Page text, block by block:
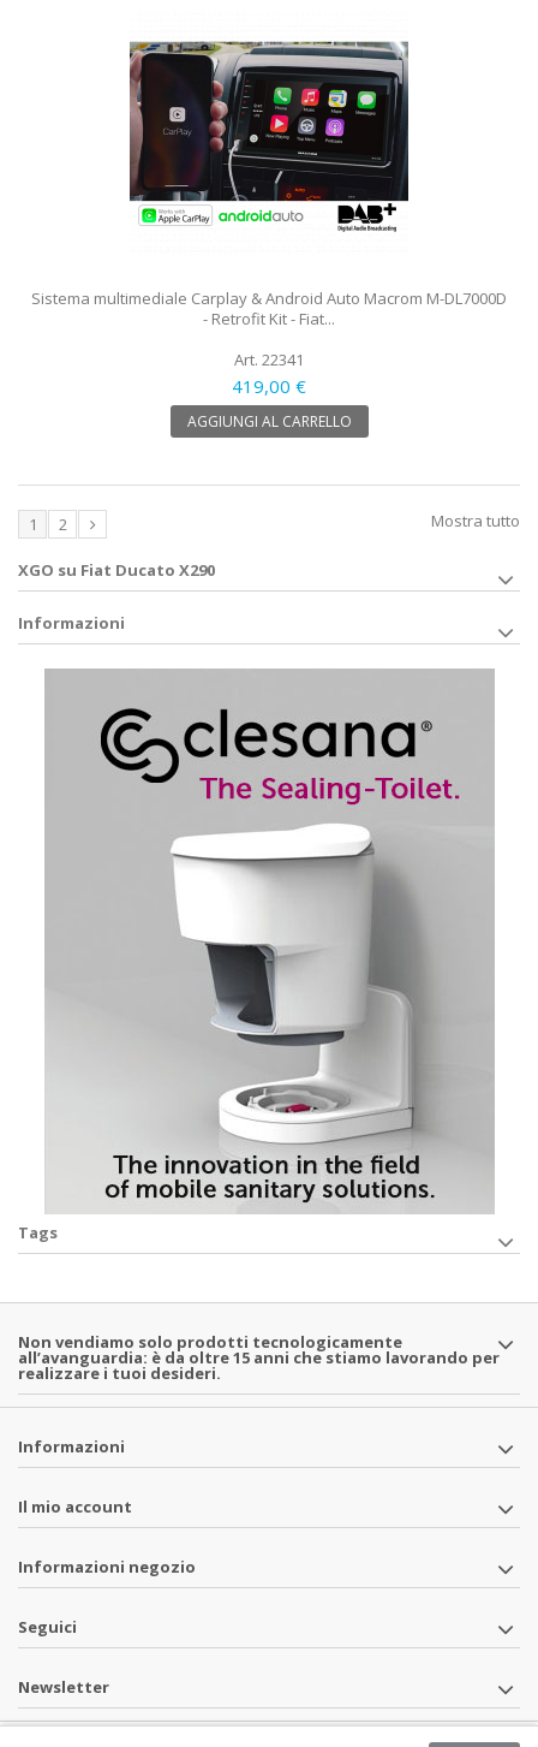
Sistema multimediale Carplay & Android Auto Macrom M-DL7000D
- Retrofit Kit - Fiat...
Art. 22341
419,00 €
AGGIUNGI AL CARRELLO
Mostra tutto
1 2
XGO su Fiat Ducato X290
Informazioni
Tags
Non vendiamo solo prodotti tecnologicamente
all’avanguardia: è da oltre 15 anni che stiamo lavorando per
realizzare i tuoi desideri.
Informazioni
Il mio account
Informazioni negozio
Seguici
Newsletter